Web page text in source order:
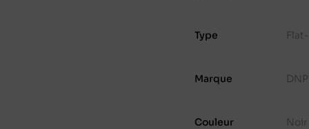
Type
Marque DNP
Couleur Noir